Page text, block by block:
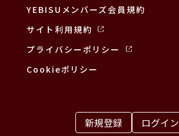
YEBISUメンバーズ会員規約
サイト利用規約
プライバシーポリシー
Cookieポリシー
新規登録 ログイン